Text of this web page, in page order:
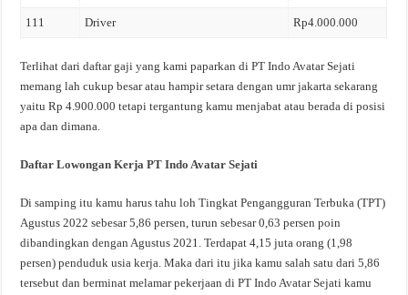
111 Driver Rp4.000.000
Terlihat dari daftar gaji yang kami paparkan di PT Indo Avatar Sejati
memang lah cukup besar atau hampir setara dengan umr jakarta sekarang
yaitu Rp 4.900.000 tetapi tergantung kamu menjabat atau berada di posisi
apa dan dimana.
Daftar Lowongan Kerja PT Indo Avatar Sejati
Di samping itu kamu harus tahu loh Tingkat Pengangguran Terbuka (TPT)
Agustus 2022 sebesar 5,86 persen, turun sebesar 0,63 persen poin
dibandingkan dengan Agustus 2021. Terdapat 4,15 juta orang (1,98
persen) penduduk usia kerja. Maka dari itu jika kamu salah satu dari 5,86
tersebut dan berminat melamar pekerjaan di PT Indo Avatar Sejati kamu